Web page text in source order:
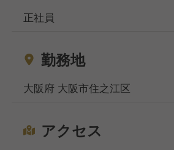
お金がなくて困っている方などな
になりますが、WEB面談も実施し
さいませ。
正社員
勤務地
大阪府 大阪市住之江区
アクセス